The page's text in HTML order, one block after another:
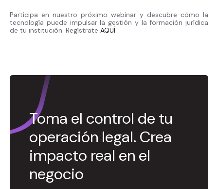
Participa en nuestro próximo webinar y descubre cómo la
tecnología puede impulsar la gestión y la formación jurídica
de tu institución. Regístrate AQUÍ.
Toma el control de tu
operación legal. Crea
impacto real en el
negocio